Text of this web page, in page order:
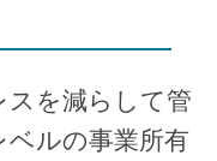
を減らして管
ルの事業所有